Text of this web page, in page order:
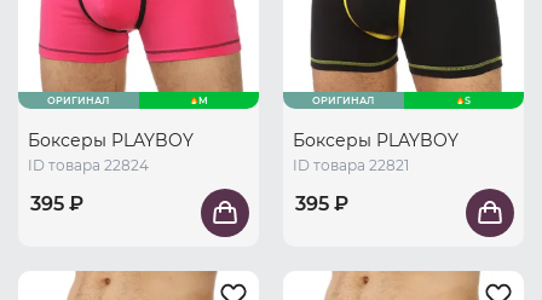
ОРИГИНАЛ M
Боксеры PLAYBOY
ID товара 22824
395 ₽
ОРИГИНАЛ S
Боксеры PLAYBOY
ID товара 22821
395 ₽